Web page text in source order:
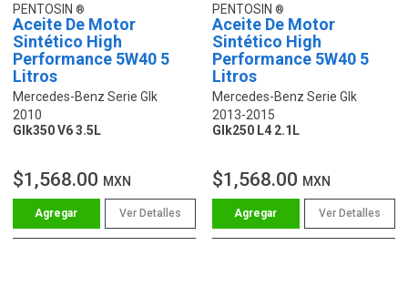
PENTOSIN
Aceite De Motor
Sintético High
Performance 5W40 5
Litros
Mercedes-Benz Serie Glk
2010
Glk350 V6 3.5L
$1,568.00 MXN
Ver Detalles
PENTOSIN
Aceite De Motor
Sintético High
Performance 5W40 5
Litros
Mercedes-Benz Serie Glk
2013-2015
Glk250 L4 2.1L
$1,568.00 MXN
Ver Detalles